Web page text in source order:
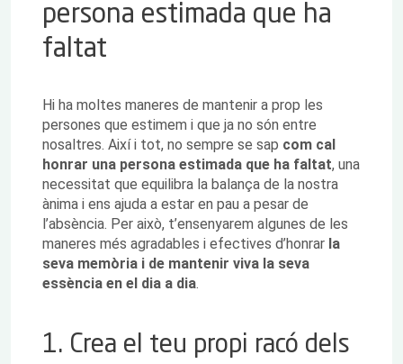
persona estimada que ha
faltat
Hi ha moltes maneres de mantenir a prop les
persones que estimem i que ja no són entre
nosaltres. Així i tot, no sempre se sap com cal
honrar una persona estimada que ha faltat, una
necessitat que equilibra la balança de la nostra
ànima i ens ajuda a estar en pau a pesar de
l’absència. Per això, t’ensenyarem algunes de les
maneres més agradables i efectives d’honrar la
seva memòria i de mantenir viva la seva
essència en el dia a dia.
1. Crea el teu propi racó dels